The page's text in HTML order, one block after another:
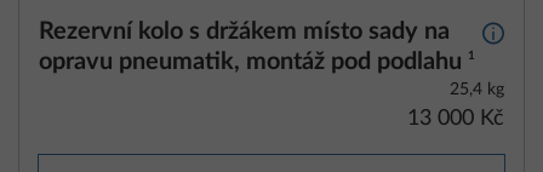
Rezervní kolo s držákem místo sady na
opravu pneumatik, montáž pod podlahu
1
Další
25,4 kg
13 000 Kč